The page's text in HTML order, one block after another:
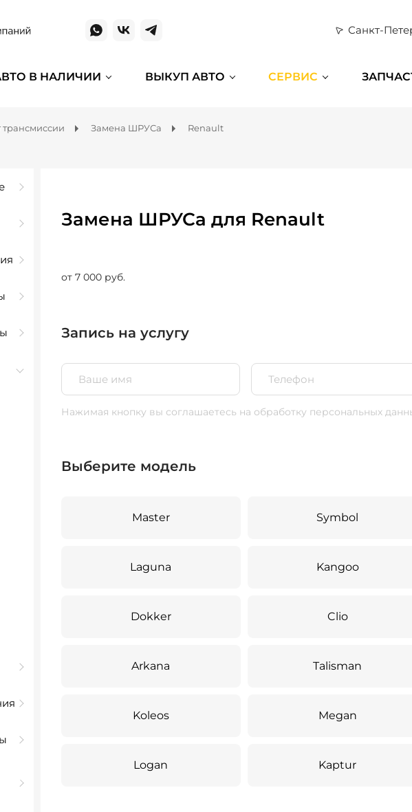
Санкт-
В НАЛИЧИИ ВЫКУП АВТО СЕРВИС
трансмиссии Замена ШРУСа Renault
Замена ШРУСа для Renault
от 7 000 руб.
Запись на услугу
Нажимая кнопку вы соглашаетесь на обработку персональных
Выберите модель
Master Symbol
Laguna Kangoo
Dokker Clio
Arkana Talisman
Koleos Megan
Logan Kaptur